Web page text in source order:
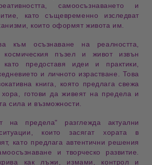
самоосъзнаването и
, като същевременно изследват
които оформят живота им
към осъзнаване на реалността,
пъзел и живот извън
като предоставя идеи и практики
и личното израстване
. Това
книга, която предлага свежа
хора, готови да живеят на предела и
сила и възможности
на предела" разглежда актуални
които засягат хората в
, като предлага автентични решения
и творческо развитие
как лъжи, измами, контрол и